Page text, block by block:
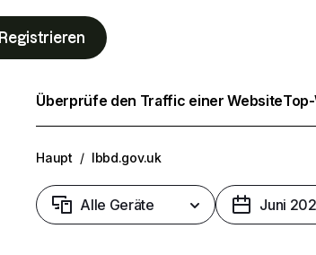
Registrieren
Überprüfe den Traffic einer Website
Haupt / lbbd.gov.uk
Alle Geräte Juni